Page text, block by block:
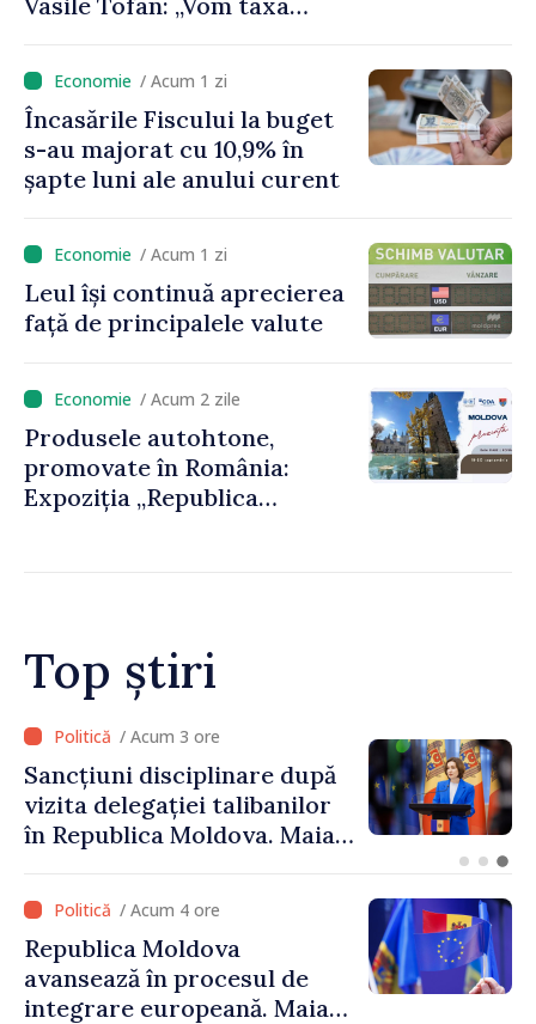
încuraja investițiile, vom
taxa mai mult viciile și
foarte atent vom uniformiza
anumite taxe”
/ Acum 1 zi
Încasările Fiscului la buget
s-au majorat cu 10,9% în
șapte luni ale anului curent
/ Acum 1 zi
Leul își continuă aprecierea
față de principalele valute
/ Acum 2 zile
Produsele autohtone,
promovate în România:
Expoziția „Republica
Top știri
/ Acum 2 ore
Adunarea Populară a
Găgăuziei trebuie să aibă un
mandat deplin. Președinta
libere și corecte””
/ Acum 4 ore
Republica Moldova
avansează în procesul de
integrare europeană. Maia